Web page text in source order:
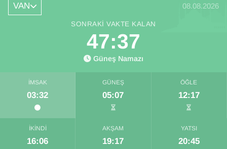
VAN 08.08.2026
SONRAKI VAKTE KALAN
47:37
Güneş Namazı
İMSAK
03:32
GÜNEŞ
05:07
ÖĞLE
12:17
İKINDI
16:06
AKŞAM
19:17
YATSI
20:45